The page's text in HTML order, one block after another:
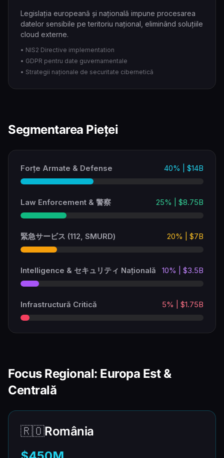
Legislația europeană și națională impune procesarea
datelor sensibile pe teritoriu național, eliminând soluțiile
cloud externe.
• NIS2 Directive implementation
• GDPR pentru date guvernamentale
• Strategii naționale de securitate cibernetică
Segmentarea Pieței
Forțe Armate & Defense 40% | $14B
Law Enforcement & 警察 25% | $8.75B
緊急サービス (112, SMURD) 20% | $7B
Intelligence & セキュリティ Națională 10% | $3.5B
Infrastructură Critică 5% | $1.75B
Focus Regional: Europa Est &
Centrală
🇷🇴România